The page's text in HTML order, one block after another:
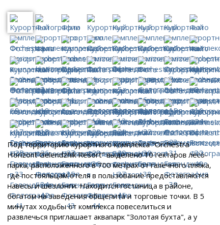
Под территорию курортного комплекса "Orchestra
Horizont Gelendzhik Resort" выделено 10 гектаров лесо-
парка, расположенного в 700 метрах от галечного пляжа,
где постояльцам отеля в пользование предоставляются
навесы и шезлонги. Находится гостиница в районе,
богатом на заведения общепита и торговые точки. В 5
минутах ходьбы от комплекса повеселиться и
развлечься приглашает аквапарк "Золотая бухта", а у